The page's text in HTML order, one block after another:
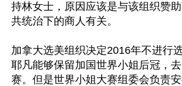
持林女士，原因应该是与该组织赞
共统治下的商人有关。
加拿大选美组织决定2016年不进行
耶凡能够保留加国世界小姐后冠，
赛。但是世界小姐大赛组委会负责